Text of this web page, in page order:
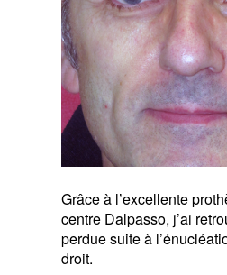
Grâce à l’excellente
centre Dalpasso, j’ai
perdue suite à
droit.